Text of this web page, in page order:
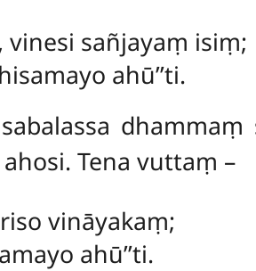
vinesi sañjayaṃ isiṃ;
ahū’’ti.
Tena vuttaṃ –
vināyakaṃ;
ahū’’ti.